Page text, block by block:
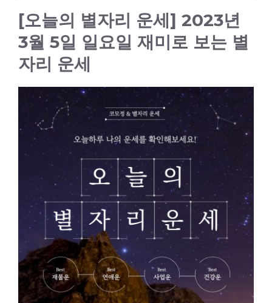
[오늘의 별자리 운세] 2023년
3월 5일 일요일 재미로 보는 별
자리 운세